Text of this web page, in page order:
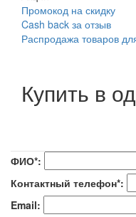
Промокод на скидку
Cash back за отзыв
Распродажа товаров
Купить в
ФИО*:
Контактный телефон*:
Email: